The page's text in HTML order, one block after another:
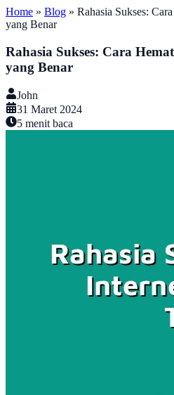
Home » Blog » Rahasia Sukses:
yang Benar
Rahasia Sukses: Cara
yang Benar
John
31 Maret 2024
5 menit baca